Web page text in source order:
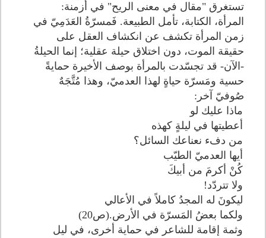
تستغرق "مقال في معنى الريح" في أزمنة:
المرأة، الكتابة، تأمل الطبيعة. فَمسرّةُ العَدَمِيّ في
زمن المرأة تكشف عن انكشاف العقل على
حقيقة الموت، دون اختلاق حيلة عقلية؛ إنما الحيلةُ
-الآن- قد تجسّدت بالمرأة بوصف الأخيرة حمايةً
حسية ومَسرّة حياةٍ لهذا العدميّ، وهذا مُتَّجَهٌ
صُوفيّ آخر:
ماذا عليك لو
أعطيتها في ليلةٍ كهذه
من دفء نعناعك السائل؟
أيها العدميّ الطيّب
كُنْ أكرمَ من أبيكَ
ولا تتردّد!
ليكونَ له المجدُ كاملاً في الأعالي
ولكما بعضُ المَسرّة في الأرض.(ص20)
وثمة إقامة للشاعر في حماية أخرى، في ليل